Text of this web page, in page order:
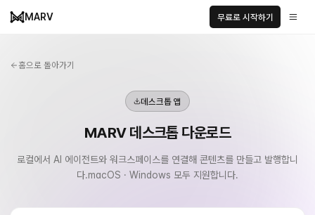
MARV 무료로 시작하기
홈으로 돌아가기
데스크톱 앱
MARV 데스크톱 다운로드
로컬에서 AI 에이전트와 워크스페이스를 연결해 콘텐츠를 만들고 발행합니
다.macOS · Windows 모두 지원합니다.